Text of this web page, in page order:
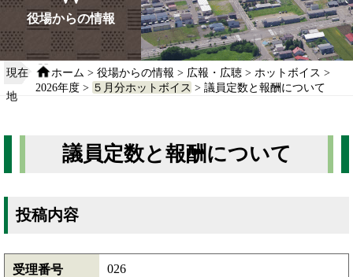
役場からの情報
現在
地
ホーム > 役場からの情報 > 広報・広聴> ホットボイス >
2026年度> ５月分ホットボイス > 議員定数と報酬について
議員定数と報酬について
投稿内容
受理番号 026